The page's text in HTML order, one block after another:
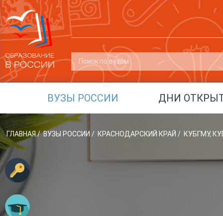
ВУЗЫ РОССИИ ДНИ
ГЛАВНАЯ/ ВУЗЫ РОССИИ / КРАСНОДАРСКИЙ КРАЙ / КУБГМУ,